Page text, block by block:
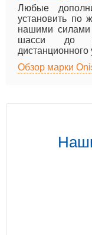
Любые
установить по
нашими
шасси до
Обзор марки